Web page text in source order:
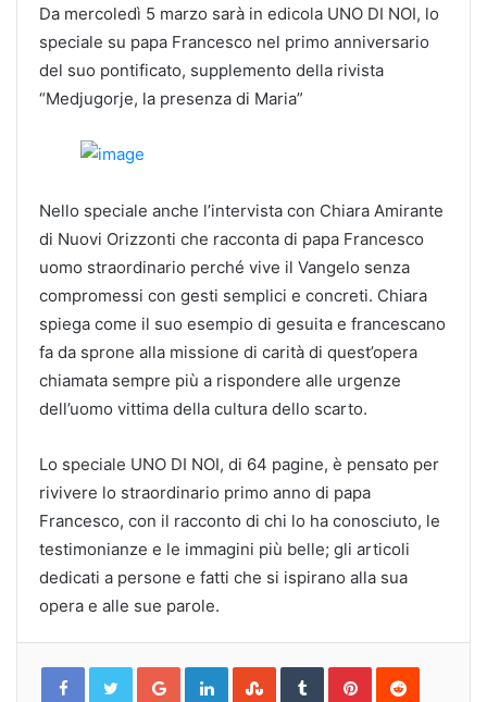
Da mercoledì 5 marzo sarà in edicola UNO DI NOI, lo
speciale su papa Francesco nel primo anniversario
del suo pontificato, supplemento della rivista
“Medjugorje, la presenza di Maria”
Nello speciale anche l’intervista con Chiara Amirante
di Nuovi Orizzonti che racconta di papa Francesco
uomo straordinario perché vive il Vangelo senza
compromessi con gesti semplici e concreti. Chiara
spiega come il suo esempio di gesuita e francescano
fa da sprone alla missione di carità di quest’opera
chiamata sempre più a rispondere alle urgenze
dell’uomo vittima della cultura dello scarto.
Lo speciale UNO DI NOI, di 64 pagine, è pensato per
rivivere lo straordinario primo anno di papa
Francesco, con il racconto di chi lo ha conosciuto, le
testimonianze e le immagini più belle; gli articoli
dedicati a persone e fatti che si ispirano alla sua
opera e alle sue parole.
Google+LinkedInStumbleUpon
TumblrPinterestReddit